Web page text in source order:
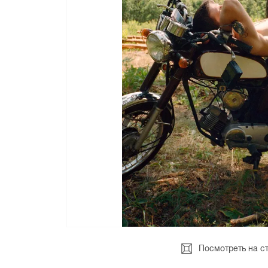
Посмотреть на